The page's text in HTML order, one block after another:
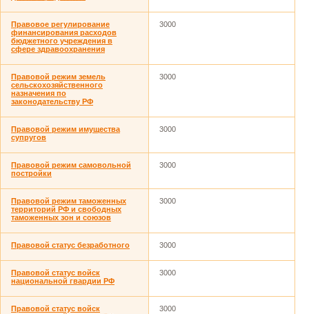
Правовое регулирование
финансирования расходов
бюджетного учреждения в
сфере здравоохранения
3000
Правовой режим земель
сельскохозяйственного
назначения по
законодательству РФ
3000
Правовой режим имущества
супругов
3000
Правовой режим самовольной
постройки
3000
Правовой режим таможенных
территорий РФ и свободных
таможенных зон и союзов
3000
Правовой статус безработного 3000
Правовой статус войск
национальной гвардии РФ
3000
Правовой статус войск
3000